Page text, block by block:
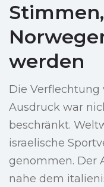
werden
Die Verflechtung
Ausdruck war
beschränkt.
israelische
genommen. Der
nahe dem